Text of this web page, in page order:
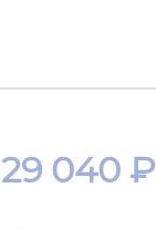
29 040₽